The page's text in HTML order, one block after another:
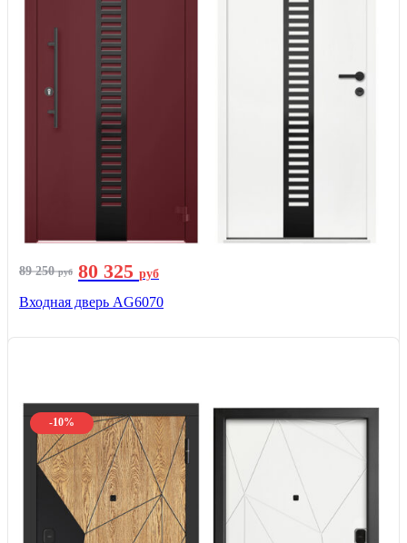
89 250руб 80 325 руб
Входная дверь AG6070
-10%